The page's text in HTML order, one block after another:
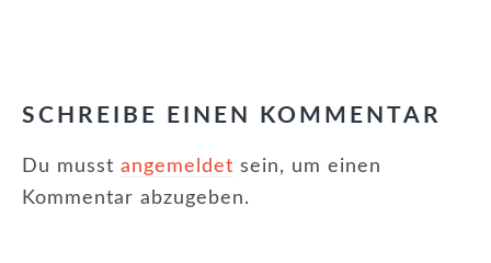
SCHREIBE EINEN KOMMENTAR
Du musst angemeldet sein, um einen
Kommentar abzugeben.